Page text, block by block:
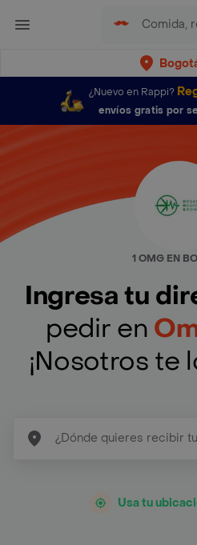
¿Nuevo en Rappi?
envíos gratis por
1 OMG EN
Ingresa tu
pedir en
¡Nosotros te
Usa tu